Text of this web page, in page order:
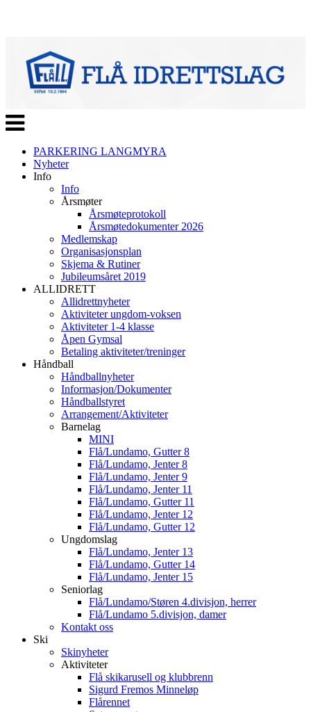
Veksle
navigasjon
PARKERING LANGMYRA
Nyheter
Info
Info
Årsmøter
Årsmøteprotokoll
Årsmøtedokumenter 2026
Medlemskap
Organisasjonsplan
Skjema & Rutiner
Jubileumsåret 2019
ALLIDRETT
Allidrettnyheter
Aktiviteter ungdom-voksen
Aktiviteter 1-4 klasse
Åpen Gymsal
Betaling aktiviteter/treninger
Håndball
Håndballnyheter
Informasjon/Dokumenter
Håndballstyret
Arrangement/Aktiviteter
Barnelag
MINI
Flå/Lundamo, Gutter 8
Flå/Lundamo, Jenter 8
Flå/Lundamo, Jenter 9
Flå/Lundamo, Jenter 11
Flå/Lundamo, Gutter 11
Flå/Lundamo, Jenter 12
Flå/Lundamo, Gutter 12
Ungdomslag
Flå/Lundamo, Jenter 13
Flå/Lundamo, Gutter 14
Flå/Lundamo, Jenter 15
Seniorlag
Flå/Lundamo/Støren 4.divisjon, herrer
Flå/Lundamo 5.divisjon, damer
Kontakt oss
Ski
Skinyheter
Aktiviteter
Flå skikarusell og klubbrenn
Sigurd Fremos Minneløp
Flårennet